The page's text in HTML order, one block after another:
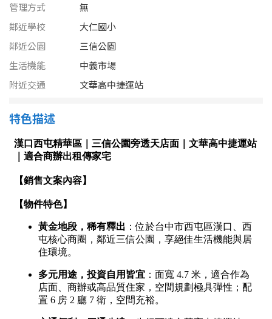
嘉義縣
台南市
高雄市
台東縣
花蓮縣
金門連江
40~50 坪
60~70 坪
80坪以上
樓層
不拘
1樓
3樓 4樓
21樓以上
管理方式
無
鄰近學校
大仁國小
鄰近公園
三信公園
生活機能
中義市場
附近交通
文華高中捷運站
特色描述